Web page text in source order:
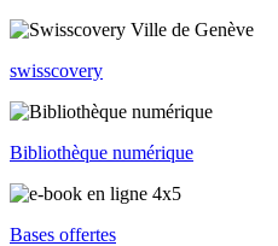
swisscovery
Bibliothèque numérique
Bases offertes